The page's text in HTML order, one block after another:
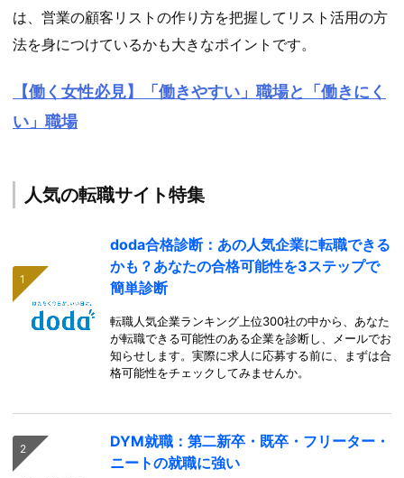
は、営業の顧客リストの作り方を把握してリスト活用の方
法を身につけているかも大きなポイントです。
【働く女性必見】「働きやすい」職場と「働きにく
い」職場
人気の転職サイト特集
doda合格診断：あの人気企業に転職できる
かも？あなたの合格可能性を3ステップで
簡単診断
転職人気企業ランキング上位300社の中から、あなた
が転職できる可能性のある企業を診断し、メールでお
知らせします。実際に求人に応募する前に、まずは合
格可能性をチェックしてみませんか。
DYM就職：第二新卒・既卒・フリーター・
ニートの就職に強い